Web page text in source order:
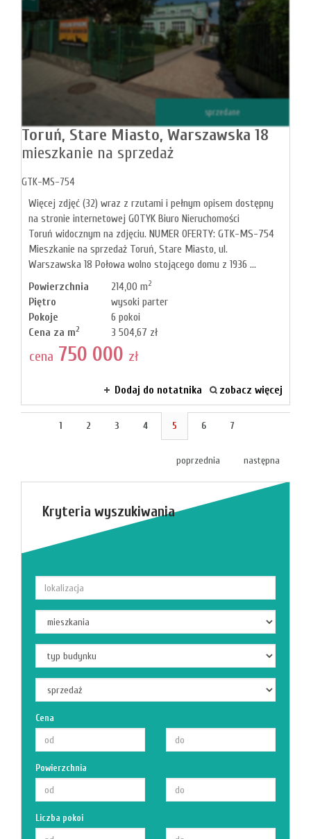
sprzedane
Toruń, Stare Miasto, Warszawska 18
mieszkanie na sprzedaż
GTK-MS-754
Więcej zdjęć (32) wraz z rzutami i pełnym opisem dostępny
na stronie internetowej GOTYK Biuro Nieruchomości
Toruń widocznym na zdjęciu. NUMER OFERTY: GTK-MS-754
Mieszkanie na sprzedaż Toruń, Stare Miasto, ul.
Warszawska 18 Połowa wolno stojącego domu z 1936 ...
Powierzchnia
214,00 m2
Piętro
wysoki parter
Pokoje
6 pokoi
Cena za m2 3 504,67 zł
cena 750 000 zł
Dodaj do notatnika zobacz więcej
1 2 3 4 5 6 7
poprzednia następna
Kryteria wyszukiwania
Cena
Powierzchnia
Liczba pokoi